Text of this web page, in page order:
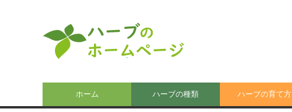
ホーム ハーブの種類 ハーブの育て方